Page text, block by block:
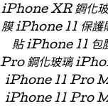
iPhone XR 鋼化
膜 iPhone 11 保護
貼 iPhone 11 包
Pro 鋼化玻璃
iPhone 11 Pro
iPhone 11 Pro